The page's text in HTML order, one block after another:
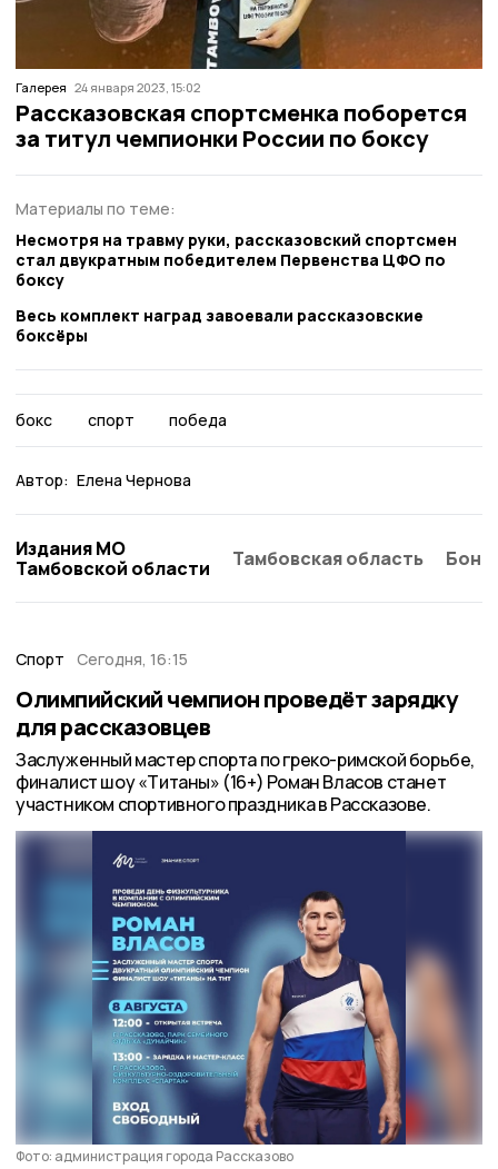
Галерея 24 января 2023, 15:02
Рассказовская спортсменка поборется
за титул чемпионки России по боксу
Материалы по теме:
Несмотря на травму руки, рассказовский спортсмен
стал двукратным победителем Первенства ЦФО по
боксу
Весь комплект наград завоевали рассказовские
боксёры
бокс спорт победа
Автор: Елена Чернова
Издания МО
Тамбовской области
Тамбовская область
Спорт Сегодня, 16:15
Олимпийский чемпион проведёт зарядку
для рассказовцев
Заслуженный мастер спорта по греко-римской борьбе,
финалист шоу «Титаны» (16+) Роман Власов станет
участником спортивного праздника в Рассказове.
Фото: администрация города Рассказово